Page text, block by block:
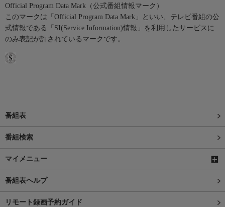
Official Program Data Mark（公式番組情報マーク）
このマークは「Official Program Data Mark」といい、テレビ番組の公
式情報である「SI(Service Information)情報」を利用したサービスに
のみ表記が許されているマークです。
番組表
番組検索
マイメニュー
番組表ヘルプ
リモート録画予約ガイド